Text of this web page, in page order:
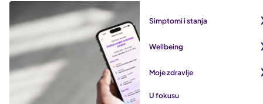
Simptomi i stanja
Bubrezi i mokraćni sustav
Dišni sustav
Wellbeing
Moje zdravlje
Pogledaj sve iz kategorije
U fokusu